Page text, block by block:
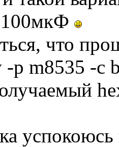
100мкФ
что
-p m8535 -c